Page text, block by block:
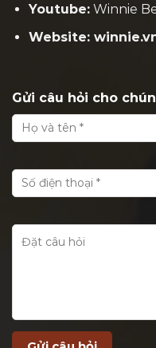
Youtube:Winnie
Website:
Gửi câu hỏi cho